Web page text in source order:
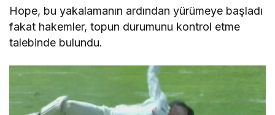
Hope, bu yakalamanın ardından yürümeye başladı
fakat hakemler, topun durumunu kontrol etme
talebinde bulundu.